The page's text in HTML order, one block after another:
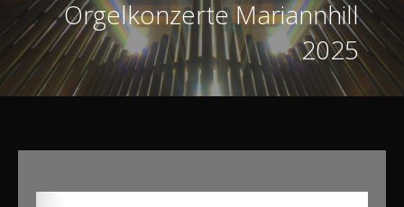
Orgelkonzerte Mariannhill
2025